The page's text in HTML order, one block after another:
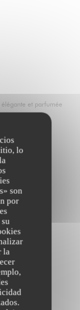
lo
son
por
la
et parfumée
crémés
TRUFFÉE